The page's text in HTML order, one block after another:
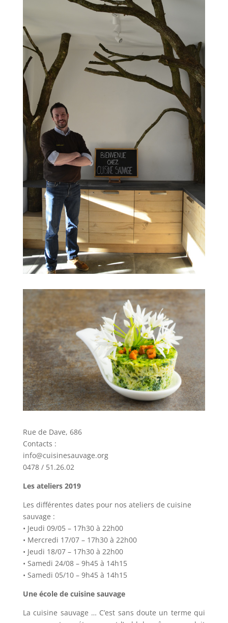
Rue de Dave, 686
Contacts :
info@cuisinesauvage.org
0478 / 51.26.02
Les ateliers 2019
Les différentes dates pour nos ateliers de cuisine
sauvage :
• Jeudi 09/05 – 17h30 à 22h00
• Mercredi 17/07 – 17h30 à 22h00
• Jeudi 18/07 – 17h30 à 22h00
• Samedi 24/08 – 9h45 à 14h15
• Samedi 05/10 – 9h45 à 14h15
Une école de cuisine sauvage
La cuisine sauvage … C’est sans doute un terme qui